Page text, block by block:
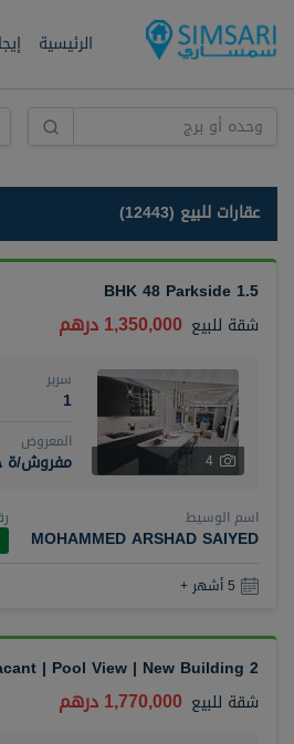
الرئيسية
عقارات للبيع (12443)
1.5 BHK 48 Parkside
شقة للبيع 1,350,000 درهم
4
سرير
1
المعروض
مفروش/ة
اسم الوسيط
MOHAMMED ARSHAD SAIYED
5 أشهر +
2 Bed + maid Room | vacant | Pool View | New Building
شقة للبيع 1,770,000 درهم